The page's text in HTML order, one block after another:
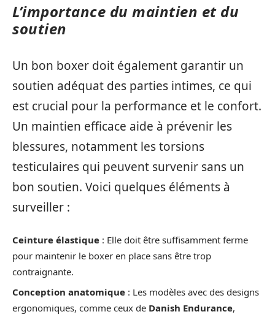
L’importance du maintien et du
soutien
Un bon boxer doit également garantir un
soutien adéquat des parties intimes, ce qui
est crucial pour la performance et le confort.
Un maintien efficace aide à prévenir les
blessures, notamment les torsions
testiculaires qui peuvent survenir sans un
bon soutien. Voici quelques éléments à
surveiller :
Ceinture élastique : Elle doit être suffisamment ferme
pour maintenir le boxer en place sans être trop
contraignante.
Conception anatomique : Les modèles avec des designs
ergonomiques, comme ceux de Danish Endurance,